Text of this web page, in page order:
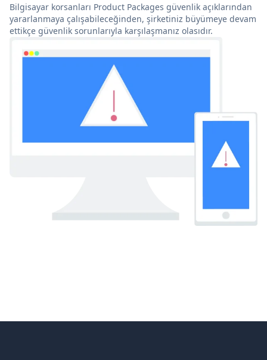
Bilgisayar korsanları Product Packages güvenlik açıklarından
yararlanmaya çalışabileceğinden, şirketiniz büyümeye devam
ettikçe güvenlik sorunlarıyla karşılaşmanız olasıdır.